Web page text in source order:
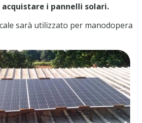
acquistare i pannelli solari.
sarà utilizzato per manodopera